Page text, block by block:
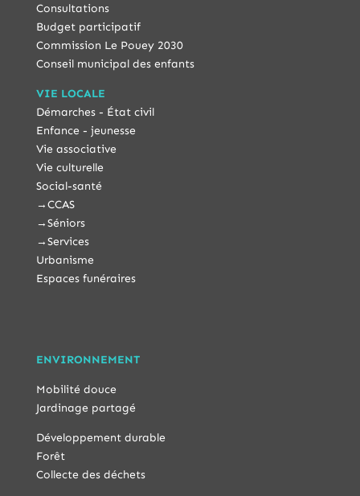
Consultations
Budget participatif
Commission Le Pouey 2030
Conseil municipal des enfants
VIE LOCALE
Démarches - État civil
Enfance - jeunesse
Vie associative
Vie culturelle
Social-santé
→CCAS
→Séniors
→Services
Urbanisme
Espaces funéraires
ENVIRONNEMENT
Mobilité douce
Jardinage partagé
Développement durable
Forêt
Collecte des déchets